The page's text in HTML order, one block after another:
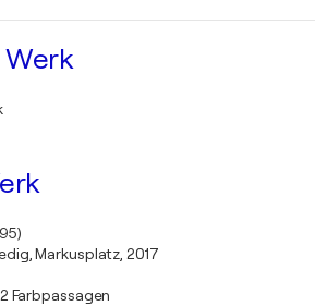
Werk
Markusplatz, 2017
Farbpassagen